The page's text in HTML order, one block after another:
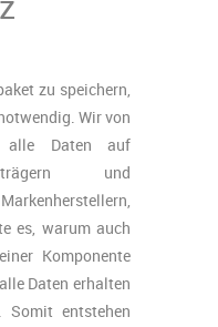
zu speichern,
Wir von
alle Daten auf
und
es, warum auch
Komponente
Daten erhalten
Somit entstehen